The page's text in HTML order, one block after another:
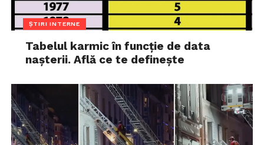
ȘTIRI INTERNE
Tabelul karmic în funcție de data
nașterii. Află ce te definește